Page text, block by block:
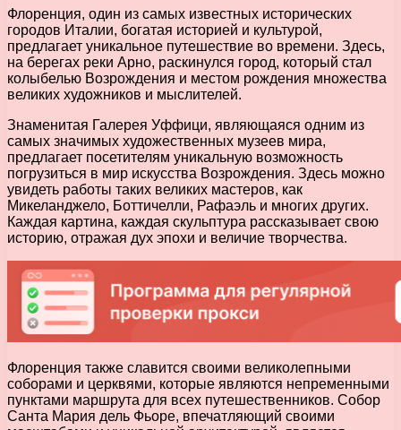
Флоренция, один из самых известных исторических
городов Италии, богатая историей и культурой,
предлагает уникальное путешествие во времени. Здесь,
на берегах реки Арно, раскинулся город, который стал
колыбелью Возрождения и местом рождения множества
великих художников и мыслителей.
Знаменитая Галерея Уффици, являющаяся одним из
самых значимых художественных музеев мира,
предлагает посетителям уникальную возможность
погрузиться в мир искусства Возрождения. Здесь можно
увидеть работы таких великих мастеров, как
Микеланджело, Боттичелли, Рафаэль и многих других.
Каждая картина, каждая скульптура рассказывает свою
историю, отражая дух эпохи и величие творчества.
Флоренция также славится своими великолепными
соборами и церквями, которые являются непременными
пунктами маршрута для всех путешественников. Собор
Санта Мария дель Фьоре, впечатляющий своими